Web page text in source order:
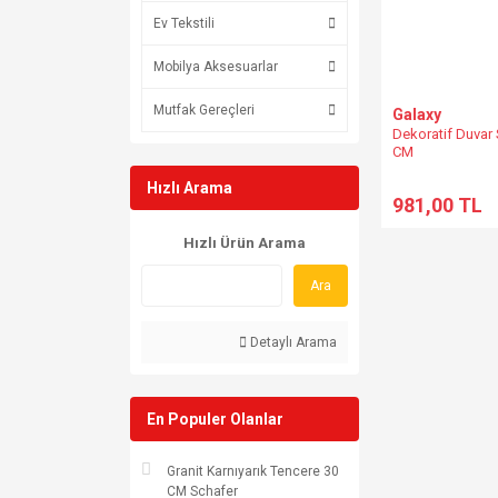
Ev Tekstili
Mobilya Aksesuarlar
Mutfak Gereçleri
Hızlı Arama
Hızlı Ürün Arama
Ara
Detaylı Arama
En Populer Olanlar
Granit Karnıyarık Tencere 30
CM Schafer
Galaxy
Dekoratif Duvar
CM
981,00 TL